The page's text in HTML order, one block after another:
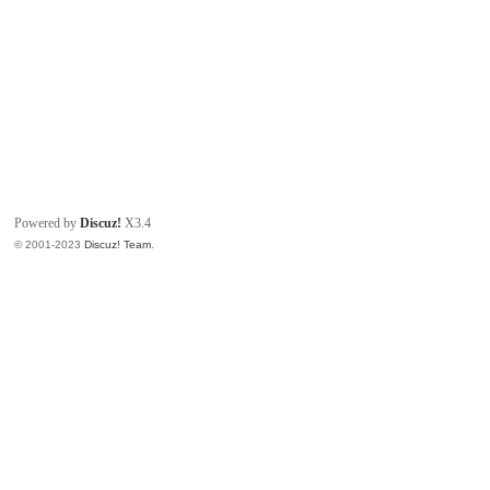
Powered byDiscuz! X3.4
© 2001-2023Discuz! Team